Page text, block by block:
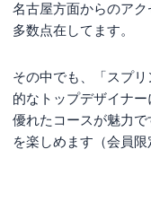
名古屋方面からのア
多数点在してます。
その中でも、「スプ
的なトップデザイナ
優れたコースが魅力
を楽しめます（会員限